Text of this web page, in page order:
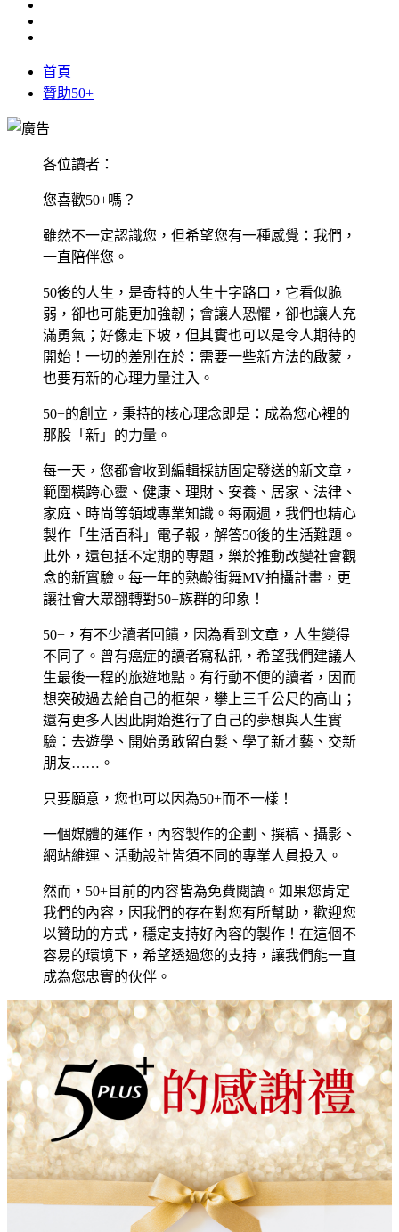
首頁
贊助50+
各位讀者：
您喜歡50+嗎？
雖然不一定認識您，但希望您有一種感覺：我們，
一直陪伴您。
50後的人生，是奇特的人生十字路口，它看似脆
弱，卻也可能更加強韌；會讓人恐懼，卻也讓人充
滿勇氣；好像走下坡，但其實也可以是令人期待的
開始！一切的差別在於：需要一些新方法的啟蒙，
也要有新的心理力量注入。
50+的創立，秉持的核心理念即是：成為您心裡的
那股「新」的力量。
每一天，您都會收到編輯採訪固定發送的新文章，
範圍橫跨心靈、健康、理財、安養、居家、法律、
家庭、時尚等領域專業知識。每兩週，我們也精心
製作「生活百科」電子報，解答50後的生活難題。
此外，還包括不定期的專題，樂於推動改變社會觀
念的新實驗。每一年的熟齡街舞MV拍攝計畫，更
讓社會大眾翻轉對50+族群的印象！
50+，有不少讀者回饋，因為看到文章，人生變得
不同了。曾有癌症的讀者寫私訊，希望我們建議人
生最後一程的旅遊地點。有行動不便的讀者，因而
想突破過去給自己的框架，攀上三千公尺的高山；
還有更多人因此開始進行了自己的夢想與人生實
驗：去遊學、開始勇敢留白髮、學了新才藝、交新
朋友……。
只要願意，您也可以因為50+而不一樣！
一個媒體的運作，內容製作的企劃、撰稿、攝影、
網站維運、活動設計皆須不同的專業人員投入。
然而，50+目前的內容皆為免費閱讀。如果您肯定
我們的內容，因我們的存在對您有所幫助，歡迎您
以贊助的方式，穩定支持好內容的製作！在這個不
容易的環境下，希望透過您的支持，讓我們能一直
成為您忠實的伙伴。